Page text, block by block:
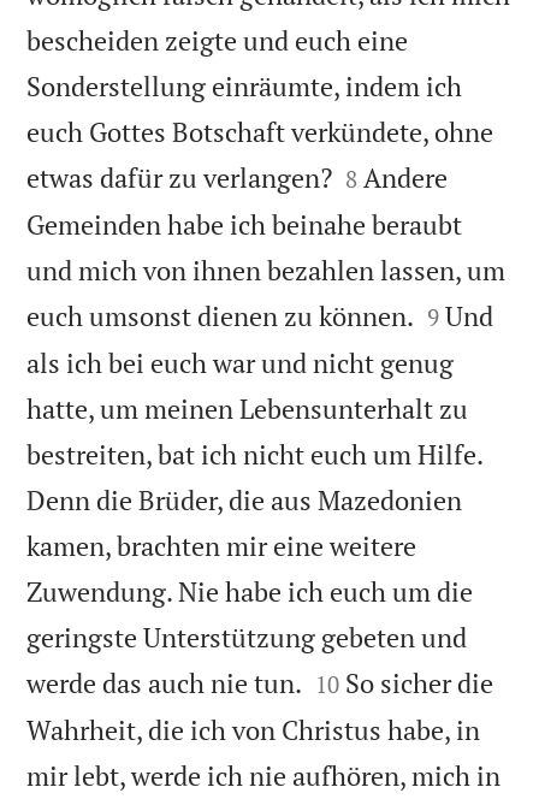
bescheiden zeigte und euch eine
Sonderstellung einräumte, indem ich
euch Gottes Botschaft verkündete, ohne
etwas dafür zu verlangen?
8 Andere
Gemeinden habe ich beinahe beraubt
und mich von ihnen bezahlen lassen, um
euch umsonst dienen zu können. 

9 Und
als ich bei euch war und nicht genug
hatte, um meinen Lebensunterhalt zu
bestreiten, bat ich nicht euch um Hilfe.
Denn die Brüder, die aus Mazedonien
kamen, brachten mir eine weitere
Zuwendung. Nie habe ich euch um die
geringste Unterstützung gebeten und
werde das auch nie tun. 

10 So sicher die
Wahrheit, die ich von Christus habe, in
mir lebt, werde ich nie aufhören, mich in